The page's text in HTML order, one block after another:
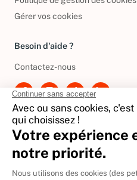
Gérer vos cookies
Besoin d'aide ?
Contactez-nous
International
🇪🇸 Espagne
🇩🇪Allemagne
🇮🇹 Italie